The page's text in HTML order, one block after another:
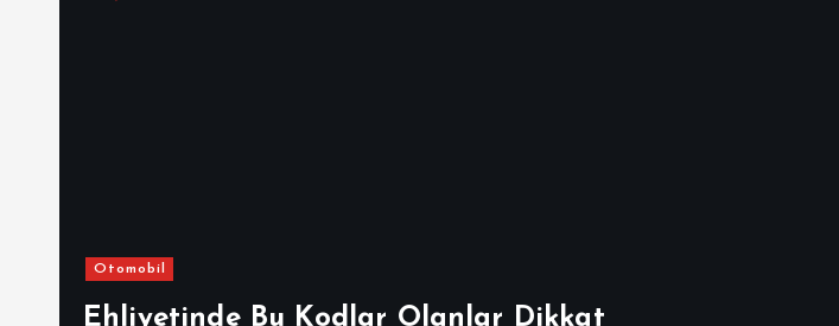
Otomobil
Ehliyetinde Bu Kodlar Olanlar Dikkat